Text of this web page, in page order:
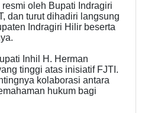
oleh Bupati Indragiri
dan turut dihadiri langsung
Indragiri Hilir beserta
Inhil H. Herman
tinggi atas inisiatif FJTI.
kolaborasi antara
hukum bagi